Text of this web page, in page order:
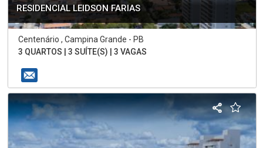
RESIDENCIAL LEIDSON FARIAS
Centenário , Campina Grande - PB
3 QUARTOS | 3 SUÍTE(S) | 3 VAGAS